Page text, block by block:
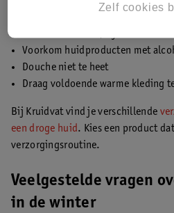
Voorkom huidproducten met
Douche niet te heet
Draag voldoende warme kleding
Bij Kruidvat vind je verschillende
een droge huid. Kies een product
verzorgingsroutine.
Veelgestelde vragen
in de winter
Zelf cookies